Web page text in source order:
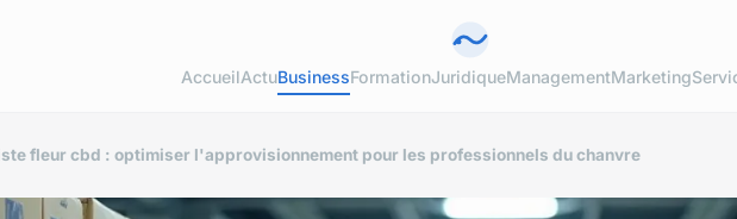
AccueilActuBusinessFormationJuridiqueManagementMarketing
fleur cbd : optimiser l'approvisionnement pour les professionnels du chanvre